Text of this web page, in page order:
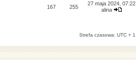
167 255
27 maja 2024, 07:22
alina
Strefa czasowa: UTC + 1